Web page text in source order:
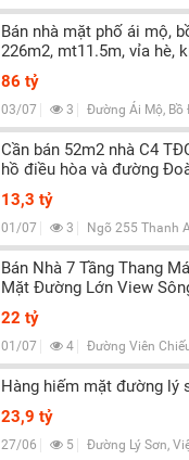
Bán nhà mặt phố ái mộ,
226m2, mt11.5m, vỉa hè,
86 tỷ
03/07 3 Đường Ái Mộ, Bồ
Cần bán 52m2 nhà C4
hồ điều hòa và đường
13,3 tỷ
01/07 3 Ngõ 255 Thanh Am,
Bán Nhà 7 Tầng Thang
Mặt Đường Lớn View
22 tỷ
01/07 4 Đường Viên Chiếu,
Hàng hiếm mặt đường lý
23,9 tỷ
27/06 5 Đường Lý Sơn,